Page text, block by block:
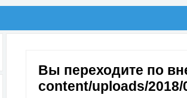
Вы переходите по
content/uploads/2018/